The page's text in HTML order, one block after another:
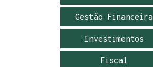
Gestão Financeira
Investimentos
Fiscal